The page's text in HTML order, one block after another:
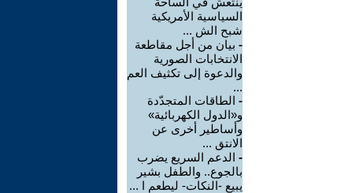
السياسية الأمريكية
شبح الش ...
- بيان من أجل مقاطعة
الانتخابات الصورية
والدعوة إلى تكثيف العم
...
- الطاقات المتجدّدة
و«الدول الكهربائية»
وأساطير أخرى عن
الانتق ...
- الدعم السريع يضرب
بالجوع.. والطفل بشير
يبيع -النكات- ليطعم ا ...